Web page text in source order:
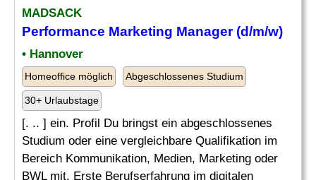
MADSACK
Performance Marketing Manager (d/m/w)
• Hannover
Homeoffice möglich Abgeschlossenes Studium
30+ Urlaubstage
[. .. ] ein. Profil Du bringst ein abgeschlossenes
Studium oder eine vergleichbare Qualifikation im
Bereich Kommunikation, Medien, Marketing oder
BWL mit. Erste Berufserfahrung im digitalen